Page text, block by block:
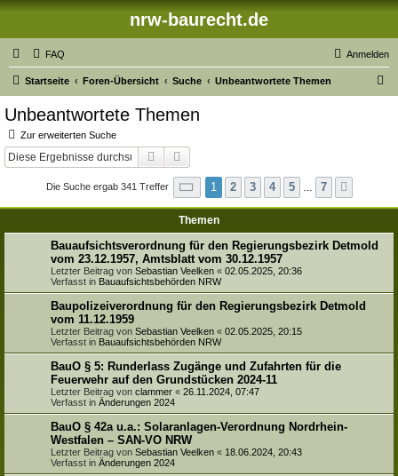
nrw-baurecht.de
FAQ Anmelden
Startseite Foren-Übersicht Suche Unbeantwortete Themen
Unbeantwortete Themen
Zur erweiterten Suche
Suche
Die Suche ergab 341 Treffer Seite 1von
1 2 3 4 5 7
Themen
Bauaufsichtsverordnung für den Regierungsbezirk Detmold
vom 23.12.1957, Amtsblatt vom 30.12.1957
Letzter Beitrag von Sebastian Veelken « 02.05.2025, 20:36
Verfasst in Bauaufsichtsbehörden NRW
Baupolizeiverordnung für den Regierungsbezirk Detmold
vom 11.12.1959
Letzter Beitrag von Sebastian Veelken « 02.05.2025, 20:15
Verfasst in Bauaufsichtsbehörden NRW
BauO § 5: Runderlass Zugänge und Zufahrten für die
Feuerwehr auf den Grundstücken 2024-11
Letzter Beitrag von clammer « 26.11.2024, 07:47
Verfasst in Änderungen 2024
BauO § 42a u.a.: Solaranlagen-Verordnung Nordrhein-
Westfalen – SAN-VO NRW
Letzter Beitrag von Sebastian Veelken « 18.06.2024, 20:43
Verfasst in Änderungen 2024